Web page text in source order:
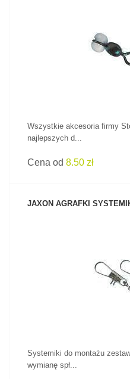
Wszystkie akcesoria firmy
najlepszych d...
Cena od 8.50 zł
JAXON AGRAFKI
ZOBACZ
Systemiki do montażu
wymianę spł...